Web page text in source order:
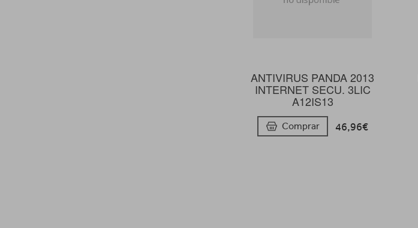
ANTIVIRUS PANDA 2013
INTERNET SECU. 3LIC
A12IS13
Comprar 46,96€